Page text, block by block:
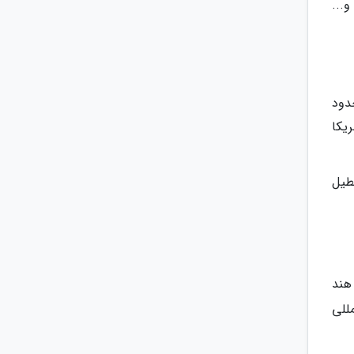
و...
کل را بین 150 تا 180 دلار آمریکا
تعطیل